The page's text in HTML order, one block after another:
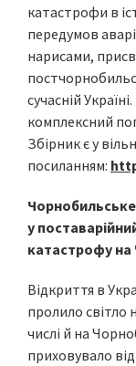
катастрофи в
передумов
нарисами,
сучасній
комплексний
Збірник є у
посиланням:
Чорнобильське
у
катастрофу на
Відкриття в
пролило світло
числі й на
приховувало